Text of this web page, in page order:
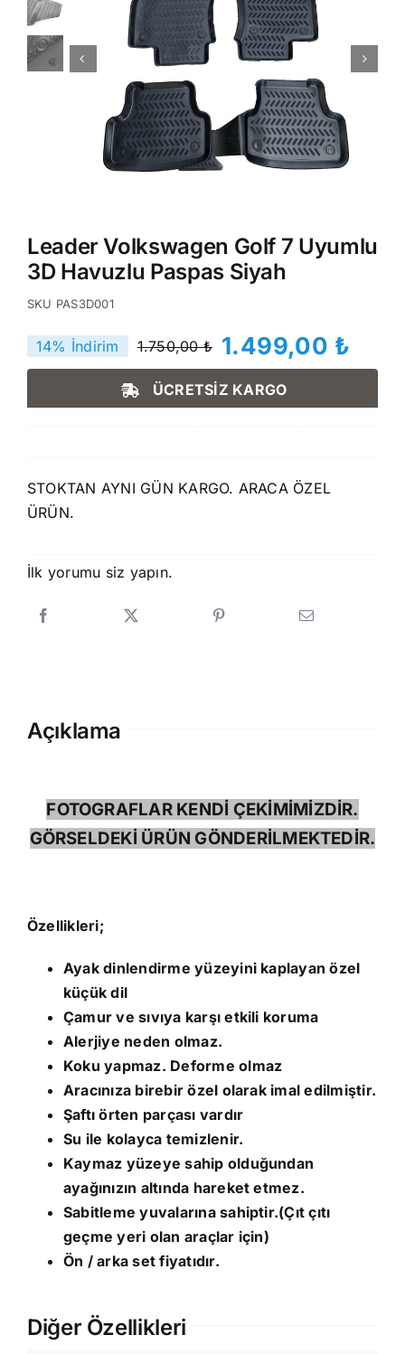
Leader Volkswagen Golf 7 Uyumlu
3D Havuzlu Paspas Siyah
SKU PAS3D001
1.750,00₺
Orijinal
fiyat:
1.750,00 ₺.
1.499,00 ₺
Şu
andaki
fiyat:
14% İndirim
ÜCRETSİZ KARGO
STOKTAN AYNI GÜN KARGO. ARACA ÖZEL
ÜRÜN.
İlk yorumu siz yapın.
Açıklama
FOTOGRAFLAR KENDİ ÇEKİMİMİZDİR.
GÖRSELDEKİ ÜRÜN GÖNDERİLMEKTEDİR.
Özellikleri;
Ayak dinlendirme yüzeyini kaplayan özel
küçük dil
Çamur ve sıvıya karşı etkili koruma
Alerjiye neden olmaz.
Koku yapmaz. Deforme olmaz
Aracınıza birebir özel olarak imal edilmiştir.
Şaftı örten parçası vardır
Su ile kolayca temizlenir.
Kaymaz yüzeye sahip olduğundan
ayağınızın altında hareket etmez.
Sabitleme yuvalarına sahiptir.(Çıt çıtı
geçme yeri olan araçlar için)
Ön / arka set fiyatıdır.
Diğer Özellikleri